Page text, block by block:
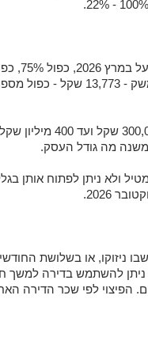
החישוב:
התקרה: השכר הממוצע במשק -
לעסקים עם מחזור מעל
ולא ניתן לפתוח אותן
2026.
ניזוקו, או בשלושת
ניתן להשתמש בדירה למשך
לפי שכר הדירה האחרון,